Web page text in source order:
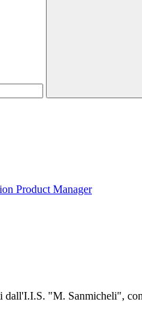
Product Manager
dall'I.I.S. "M. Sanmicheli",